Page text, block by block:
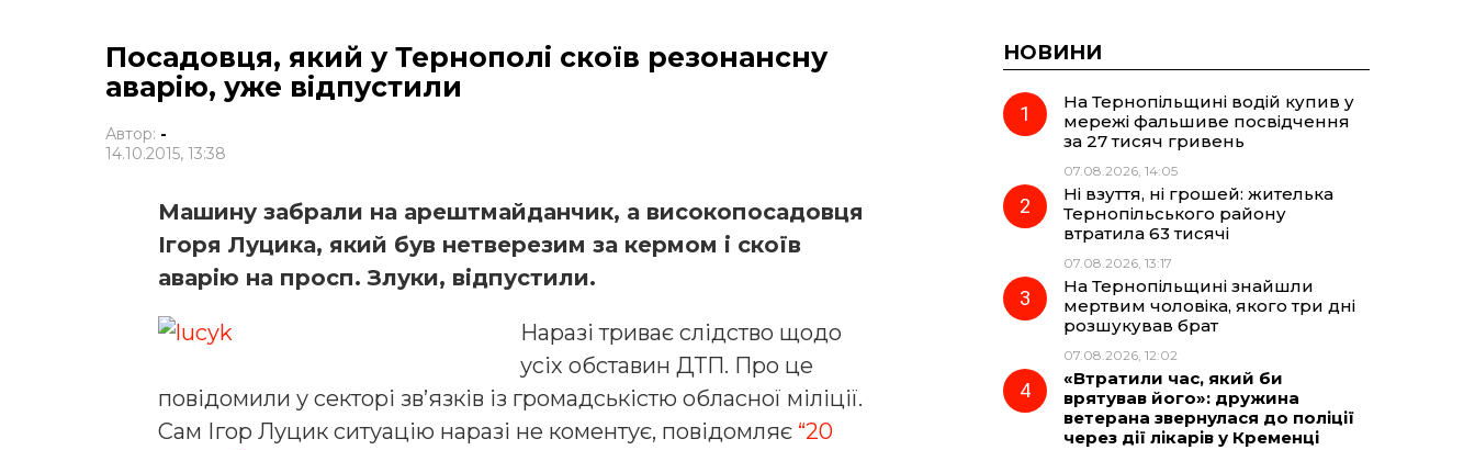
Посадовця, який у Тернополі скоїв резонансну
аварію, уже відпустили
Автор: -
14.10.2015, 13:38
Машину забрали на арештмайданчик, а високопосадовця
Ігоря Луцика, який був нетверезим за кермом і скоїв
аварію на просп. Злуки, відпустили.
Наразі триває слідство щодо
усіх обставин ДТП. Про це
повідомили у секторі зв’язків із громадськістю обласної міліції.
Сам Ігор Луцик ситуацію наразі не коментує, повідомляє “20
НОВИНИ
На Тернопільщині водій купив у
мережі фальшиве посвідчення
за 27 тисяч гривень
07.08.2026, 14:05
Ні взуття, ні грошей: жителька
Тернопільського району
втратила 63 тисячі
07.08.2026, 13:17
На Тернопільщині знайшли
мертвим чоловіка, якого три дні
розшукував брат
07.08.2026, 12:02
«Втратили час, який би
врятував його»: дружина
ветерана звернулася до поліції
через дії лікарів у Кременці